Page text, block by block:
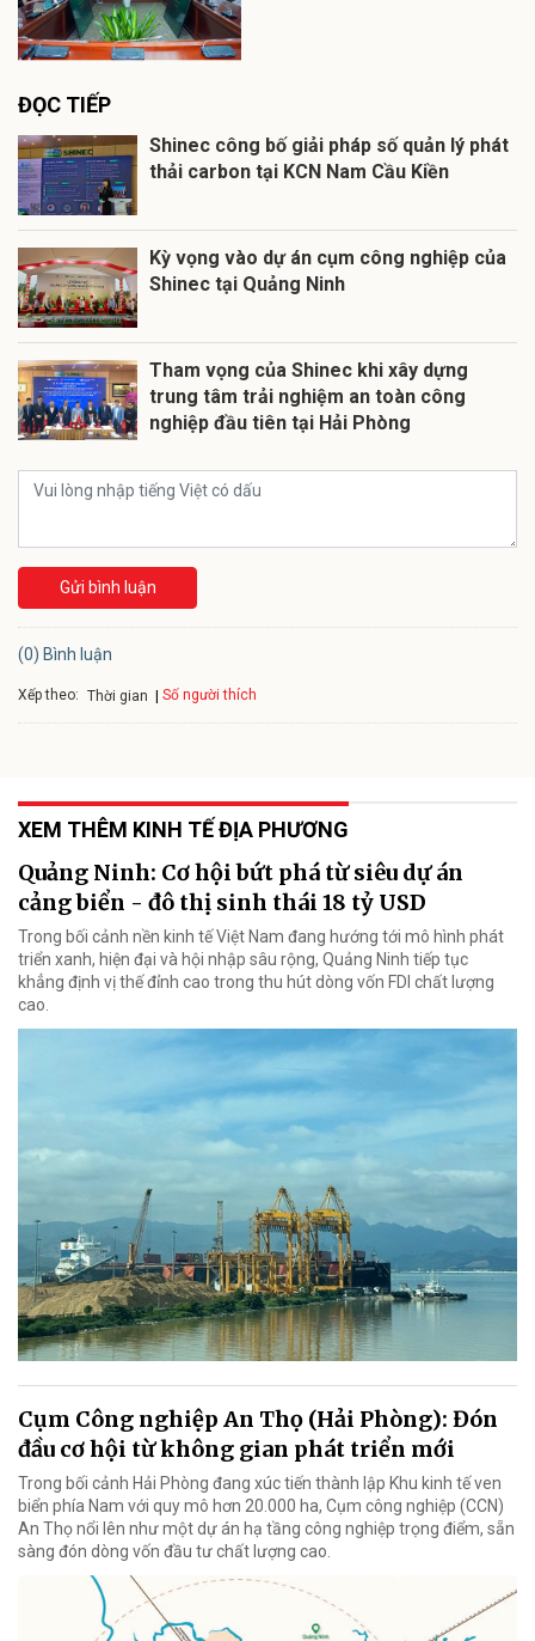
ĐỌC TIẾP
Shinec công bố giải pháp số quản lý phát
thải carbon tại KCN Nam Cầu Kiền
Kỳ vọng vào dự án cụm công nghiệp của
Shinec tại Quảng Ninh
Tham vọng của Shinec khi xây dựng
trung tâm trải nghiệm an toàn công
nghiệp đầu tiên tại Hải Phòng
Gửi bình luận
(0) Bình luận
Xếp theo: Thời gian Số người thích
XEM THÊM KINH TẾ ĐỊA PHƯƠNG
Quảng Ninh: Cơ hội bứt phá từ siêu dự án
cảng biển - đô thị sinh thái 18 tỷ USD
Trong bối cảnh nền kinh tế Việt Nam đang hướng tới mô hình phát
triển xanh, hiện đại và hội nhập sâu rộng, Quảng Ninh tiếp tục
khẳng định vị thế đỉnh cao trong thu hút dòng vốn FDI chất lượng
cao.
Cụm Công nghiệp An Thọ (Hải Phòng): Đón
đầu cơ hội từ không gian phát triển mới
Trong bối cảnh Hải Phòng đang xúc tiến thành lập Khu kinh tế ven
biển phía Nam với quy mô hơn 20.000 ha, Cụm công nghiệp (CCN)
An Thọ nổi lên như một dự án hạ tầng công nghiệp trọng điểm, sẵn
sàng đón dòng vốn đầu tư chất lượng cao.